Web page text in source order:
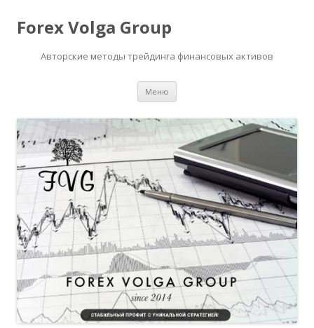
Forex Volga Group
Авторские методы трейдинга финансовых активов
Меню